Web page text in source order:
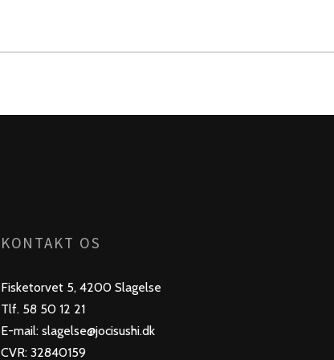
KONTAKT OS
Fisketorvet 5, 4200 Slagelse
Tlf. 58 50 12 21
E-mail: slagelse@jocisushi.dk
CVR: 32840159